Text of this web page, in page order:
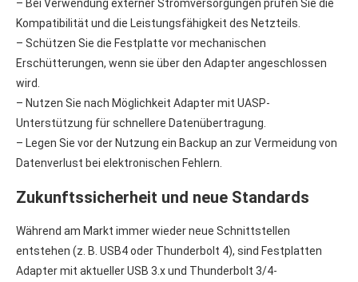
– Bei Verwendung externer Stromversorgungen prüfen Sie die
Kompatibilität und die Leistungsfähigkeit des Netzteils.
– Schützen Sie die Festplatte vor mechanischen
Erschütterungen, wenn sie über den Adapter angeschlossen
wird.
– Nutzen Sie nach Möglichkeit Adapter mit UASP-
Unterstützung für schnellere Datenübertragung.
– Legen Sie vor der Nutzung ein Backup an zur Vermeidung von
Datenverlust bei elektronischen Fehlern.
Zukunftssicherheit und neue Standards
Während am Markt immer wieder neue Schnittstellen
entstehen (z. B. USB4 oder Thunderbolt 4), sind Festplatten
Adapter mit aktueller USB 3.x und Thunderbolt 3/4-